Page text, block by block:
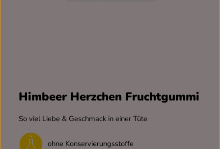
Himbeer Herzchen Fruchtgummi
So viel Liebe & Geschmack in einer Tüte
ohne Konservierungsstoffe